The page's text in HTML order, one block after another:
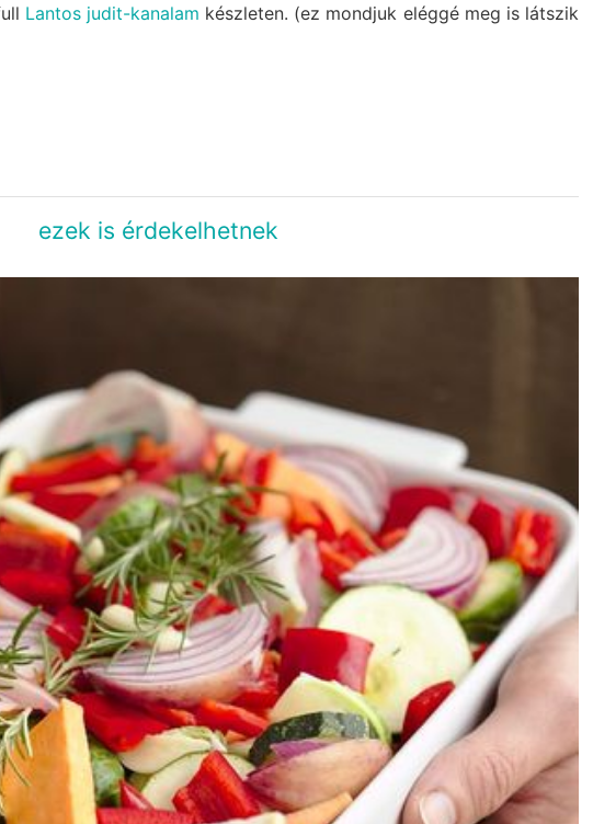
Lantos judit-kanalam készleten. (ez mondjuk eléggé meg is látszik
ezek is érdekelhetnek